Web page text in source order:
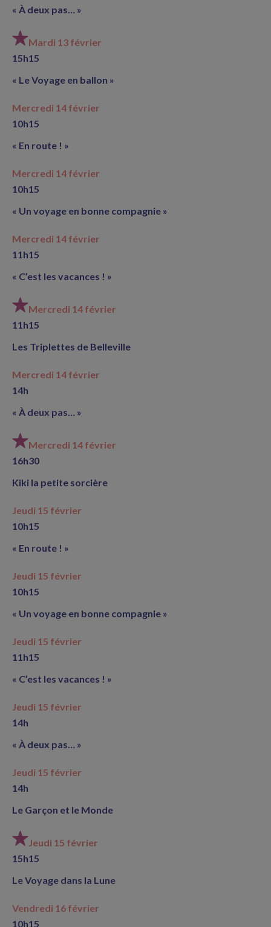
« À deux pas… »
Mardi 13 février
15h15
« Le Voyage en ballon »
Mercredi 14 février
10h15
« En route ! »
Mercredi 14 février
10h15
« Un voyage en bonne compagnie »
Mercredi 14 février
11h15
« C’est les vacances ! »
Mercredi 14 février
11h15
Les Triplettes de Belleville
Mercredi 14 février
14h
« À deux pas… »
Mercredi 14 février
16h30
Kiki la petite sorcière
Jeudi 15 février
10h15
« En route ! »
Jeudi 15 février
10h15
« Un voyage en bonne compagnie »
Jeudi 15 février
11h15
« C’est les vacances ! »
Jeudi 15 février
14h
« À deux pas… »
Jeudi 15 février
14h
Le Garçon et le Monde
Jeudi 15 février
15h15
Le Voyage dans la Lune
Vendredi 16 février
10h15